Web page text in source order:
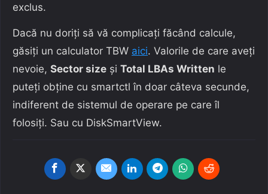
exclus.
Dacă nu doriți să vă complicați făcând calcule,
găsiți un calculator TBW aici. Valorile de care aveți
nevoie, Sector size și Total LBAs Written le
puteți obține cu smartctl în doar câteva secunde,
indiferent de sistemul de operare pe care îl
folosiți. Sau cu DiskSmartView.